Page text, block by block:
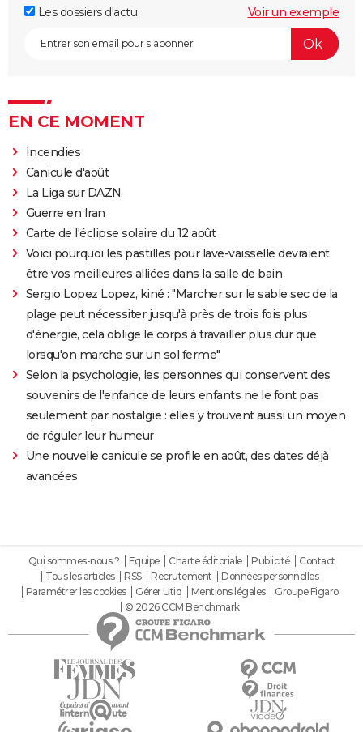
Les dossiers d'actu
Voir un exemple
EN CE MOMENT
Incendies
Canicule d'août
La Liga sur DAZN
Guerre en Iran
Carte de l'éclipse solaire du 12 août
Voici pourquoi les pastilles pour lave-vaisselle devraient
être vos meilleures alliées dans la salle de bain
Sergio Lopez Lopez, kiné : "Marcher sur le sable sec de la
plage peut nécessiter jusqu'à près de trois fois plus
d'énergie, cela oblige le corps à travailler plus dur que
lorsqu'on marche sur un sol ferme"
Selon la psychologie, les personnes qui conservent des
souvenirs de l'enfance de leurs enfants ne le font pas
seulement par nostalgie : elles y trouvent aussi un moyen
de réguler leur humeur
Une nouvelle canicule se profile en août, des dates déjà
avancées
Qui sommes-nous ? Equipe Charte éditoriale Publicité
Contact
Tous les articles
RSS Recrutement
Données personnelles
Paramétrer les cookies
Gérer Utiq Mentions légales
Groupe Figaro
© 2026 CCM Benchmark